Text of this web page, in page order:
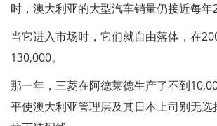
时，澳大利亚的大型汽车销量仍接近每年
当它进入市场时，它们就自由落体，在
130,000。
那一年，三菱在阿德莱德生产了不到
平使澳大利亚管理层及其日本上司别无